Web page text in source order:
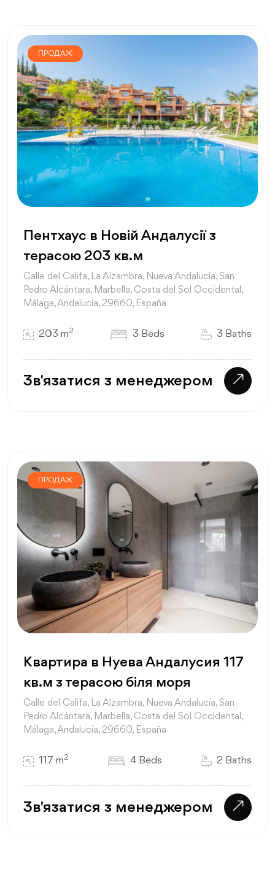
ПРОДАЖ
Пентхаус в Новій Андалусії з
терасою 203 кв.м
Calle del Califa, La Alzambra, Nueva Andalucía, San
Pedro Alcántara, Marbella, Costa del Sol Occidental,
Málaga, Andalucía, 29660, España
203 m2 3 Beds 3 Baths
Зв'язатися з менеджером
ПРОДАЖ
Квартира в Нуева Андалусия 117
кв.м з терасою біля моря
Calle del Califa, La Alzambra, Nueva Andalucía, San
Pedro Alcántara, Marbella, Costa del Sol Occidental,
Málaga, Andalucía, 29660, España
117 m2 4 Beds 2 Baths
Зв'язатися з менеджером